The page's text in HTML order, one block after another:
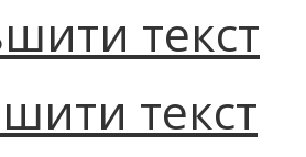
текст
текст